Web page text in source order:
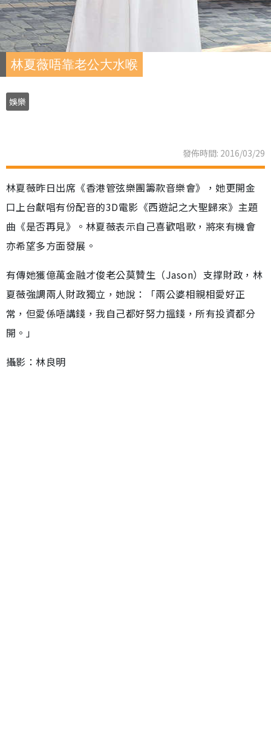
林夏薇唔靠老公大水喉
娛樂
發佈時間: 2016/03/29
林夏薇昨日出席《香港管弦樂團籌款音樂會》，她更開金
口上台獻唱有份配音的3D電影《西遊記之大聖歸來》主題
曲《是否再見》。林夏薇表示自己喜歡唱歌，將來有機會
亦希望多方面發展。
有傳她獲億萬金融才俊老公莫贊生（Jason）支撑財政，林
夏薇強調兩人財政獨立，她說：「兩公婆相親相愛好正
常，但愛係唔講錢，我自己都好努力搵錢，所有投資都分
開。」
攝影：林良明